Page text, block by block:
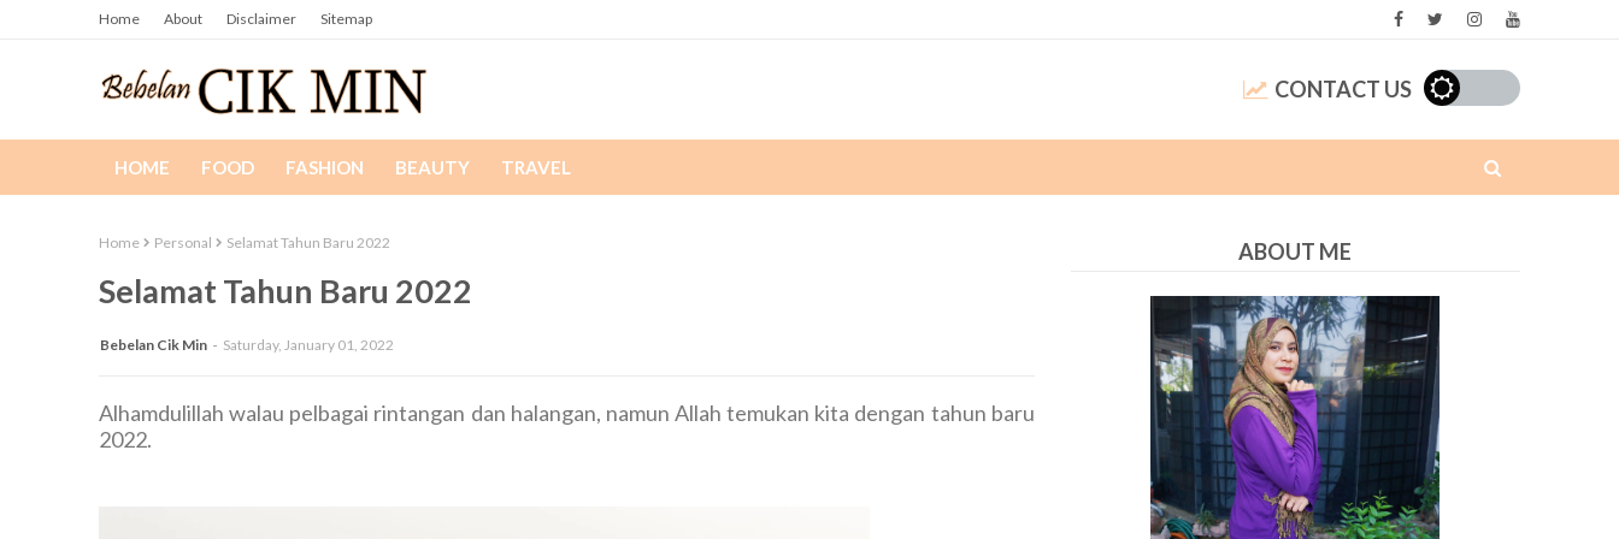
Home About Disclaimer Sitemap
CONTACT US
HOME FOOD FASHION BEAUTY TRAVEL
Home Personal Selamat Tahun Baru 2022
Selamat Tahun Baru 2022
Bebelan Cik Min Saturday, January 01, 2022
Alhamdulillah walau pelbagai rintangan dan halangan, namun Allah temukan kita dengan tahun baru
2022.
ABOUT ME